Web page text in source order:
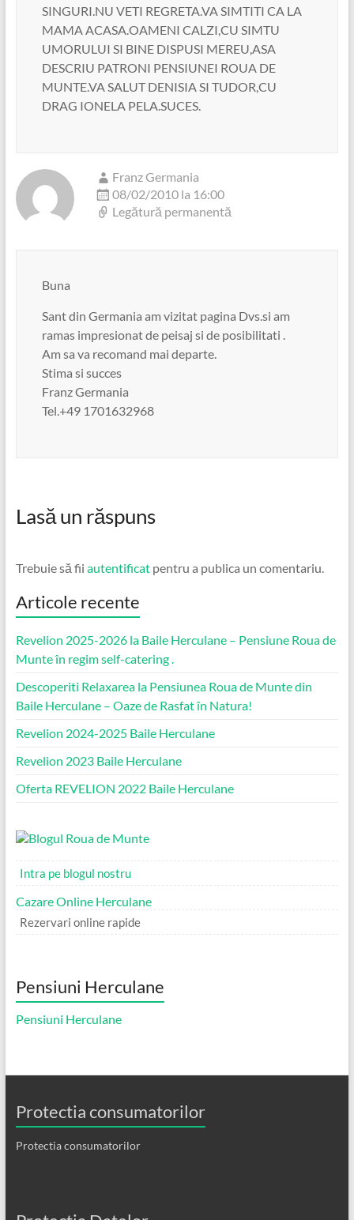
SINGURI.NU VETI REGRETA.VA SIMTITI CA LA
MAMA ACASA.OAMENI CALZI,CU SIMTU
UMORULUI SI BINE DISPUSI MEREU,ASA
DESCRIU PATRONI PENSIUNEI ROUA DE
MUNTE.VA SALUT DENISIA SI TUDOR,CU
DRAG IONELA PELA.SUCES.
Franz Germania
08/02/2010 la 16:00
Legătură permanentă
Buna
Sant din Germania am vizitat pagina Dvs.si am
ramas impresionat de peisaj si de posibilitati .
Am sa va recomand mai departe.
Stima si succes
Franz Germania
Tel.+49 1701632968
Lasă un răspuns
Trebuie să fii autentificatpentru a publica un comentariu.
Articole recente
Revelion 2025-2026 la Baile Herculane – Pensiune Roua de
Munte în regim self-catering .
Descoperiti Relaxarea la Pensiunea Roua de Munte din
Baile Herculane – Oaze de Rasfat în Natura!
Revelion 2024-2025 Baile Herculane
Revelion 2023 Baile Herculane
Oferta REVELION 2022 Baile Herculane
Intra pe blogul nostru
Cazare Online Herculane
Rezervari online rapide
Pensiuni Herculane
Pensiuni Herculane
Protectia consumatorilor
Protectia consumatorilor